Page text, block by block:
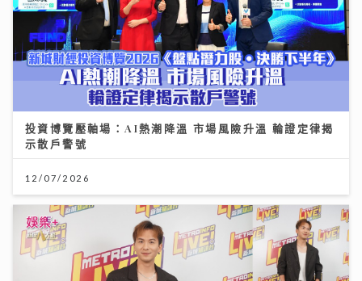
投資博覽壓軸場：AI熱潮降溫 市場風險升溫 輪證定律揭
示散戶警號
12/07/2026